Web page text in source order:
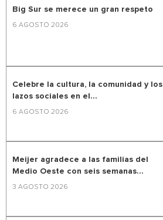
Big Sur se merece un gran respeto
6 AGOSTO 2026
Celebre la cultura, la comunidad y los
lazos sociales en el...
6 AGOSTO 2026
Meijer agradece a las familias del
Medio Oeste con seis semanas...
3 AGOSTO 2026